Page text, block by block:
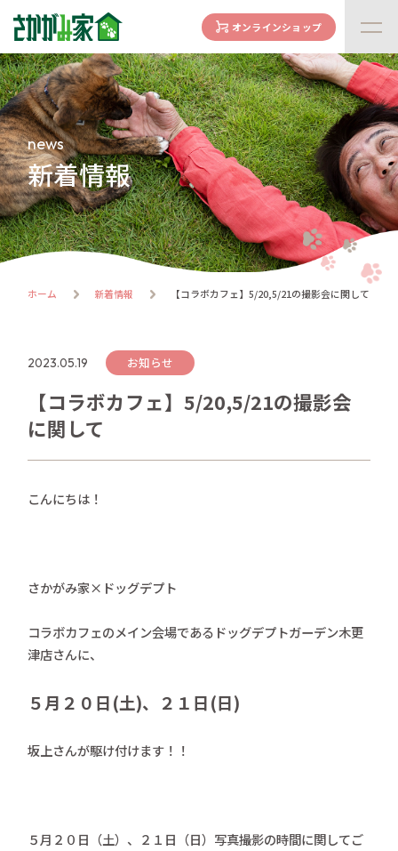
concept
さかがみ家の想い
family
家族になる前に
dogs
わんわん一覧
cats
にゃんにゃん一覧
譲渡までの流れ
ハウス紹介
online store
さかがみ家おすすめグッズ
新着情報
オンラインショップ
news
新着情報
ホーム 新着情報 【コラボカフェ】5/20,5/21の撮影会に関して
2023.05.19 お知らせ
【コラボカフェ】5/20,5/21の撮影会
に関して
こんにちは！
さかがみ家×ドッグデプト
コラボカフェのメイン会場であるドッグデプトガーデン木更
津店さんに、
５月２０日(土)、２１日(日)
坂上さんが駆け付けます！！
５月２０日（土）、２１日（日）写真撮影の時間に関してご